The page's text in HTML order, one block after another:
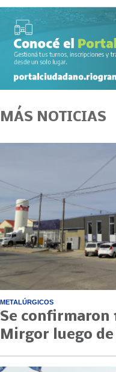
MÁS NOTICIAS
METALÚRGICOS
Se confirmaron
Mirgor luego